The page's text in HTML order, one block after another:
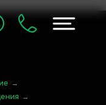
→
→